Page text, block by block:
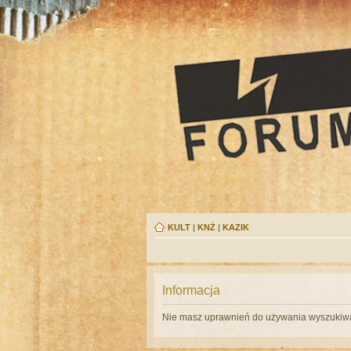
KULT | KNŻ | KAZIK
Informacja
Nie masz uprawnień do używania